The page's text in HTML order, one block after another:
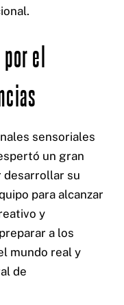
el
sensoriales
un gran
desarrollar su
para alcanzar
y
a los
mundo real y
de